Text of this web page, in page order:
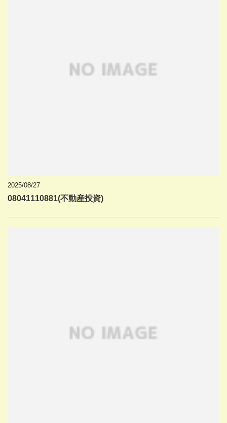
2025/08/27
08041110881(不動産投資)